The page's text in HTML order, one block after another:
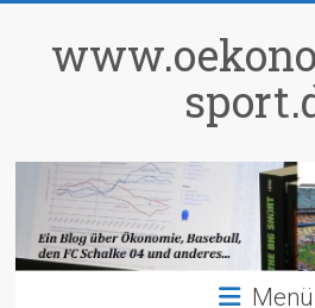
springen
Menü